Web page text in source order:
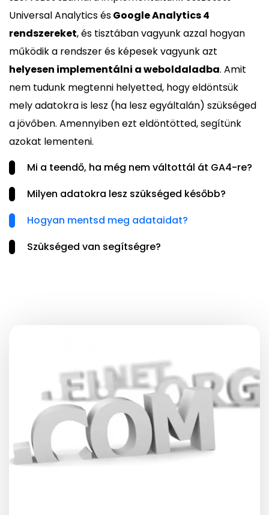
Universal Analytics ésGoogle Analytics 4
rendszereket, és tisztában vagyunk azzal hogyan
működik a rendszer és képesek vagyunk azt
helyesen implementálni a weboldaladba. Amit
nem tudunk megtenni helyetted, hogy eldöntsük
mely adatokra is lesz (ha lesz egyáltalán) szükséged
a jövőben. Amennyiben ezt eldöntötted, segítünk
azokat lementeni.
Mi a teendő, ha még nem váltottál át GA4-re?
Milyen adatokra lesz szükséged később?
Hogyan mentsd meg adataidat?
Szükséged van segítségre?